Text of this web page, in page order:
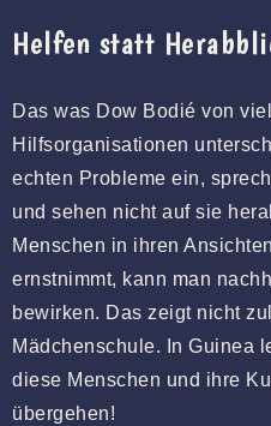
Helfen statt
Das was Dow Bodié von
Hilfsorganisationen
echten Probleme ein,
und sehen nicht auf sie
Menschen in ihren
ernstnimmt, kann man
bewirken. Das zeigt nicht
Mädchenschule. In Guinea
diese Menschen und ihre
übergehen!